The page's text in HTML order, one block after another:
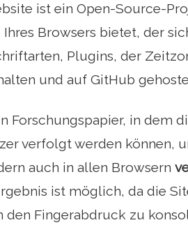
ist ein Open-Source-
Browsers bietet, der
Plugins, der
und auf GitHub
Forschungspapier, in dem
verfolgt werden können,
auch in allen Browsern
ist möglich, da die
den Fingerabdruck zu